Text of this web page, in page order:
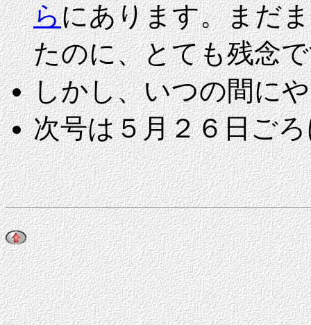
らにあります。まだ
たのに、とても残念
しかし、いつの間に
次号は５月２６日ご